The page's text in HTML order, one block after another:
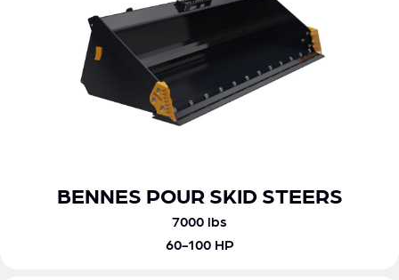
BENNES POUR SKID STEERS
7000 lbs
60-100 HP